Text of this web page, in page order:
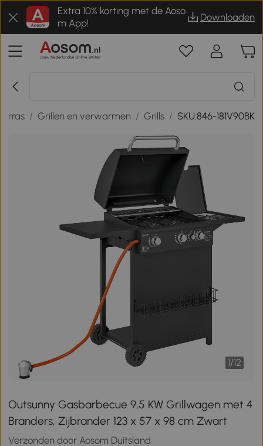
Extra 10% korting met de Aoso
m App!
Downloaden
/ Grillen en verwarmen / Grills / SKU:846-181V90BK
1/12
Outsunny Gasbarbecue 9,5 KW Grillwagen met 4
Branders, Zijbrander 123 x 57 x 98 cm Zwart
Verzonden door Aosom Duitsland